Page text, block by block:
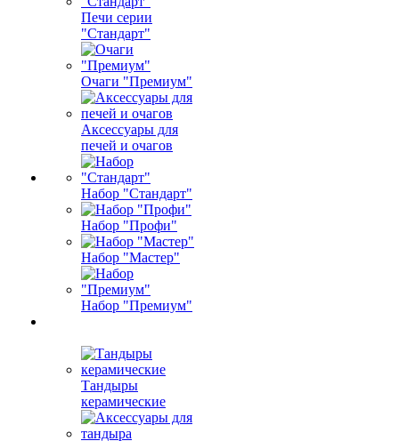
Печи серии
"Стандарт"
Очаги "Премиум"
Аксессуары для
печей и очагов
Набор "Стандарт"
Набор "Профи"
Набор "Мастер"
Набор "Премиум"
Тандыры
керамические